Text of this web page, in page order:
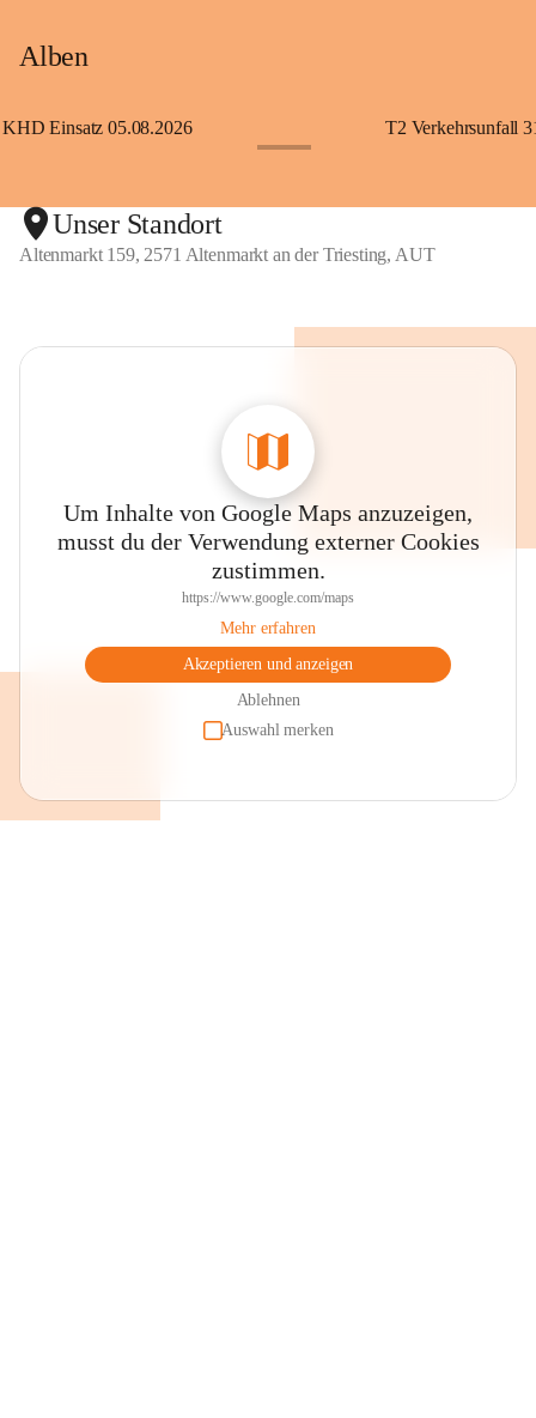
Alben
KHD Einsatz 05.08.2026 T2 Verkehrsunfall
Unser Standort
Altenmarkt 159, 2571 Altenmarkt an der Triesting, AUT
Um Inhalte von Google Maps anzuzeigen,
musst du der Verwendung externer Cookies
zustimmen.
https://www.google.com/maps
Mehr erfahren
Akzeptieren und anzeigen
Ablehnen
Auswahl merken